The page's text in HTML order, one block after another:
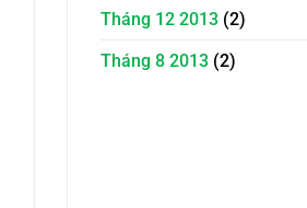
Tháng 12 2013 (2)
Tháng 8 2013 (2)